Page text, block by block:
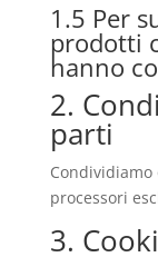
1.5 Per
prodotti
hanno
2.
parti
processori
3.